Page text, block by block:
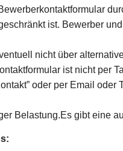
ist. Bewerber
nicht über
ist nicht per
oder per Email oder
Belastung.Es gibt eine